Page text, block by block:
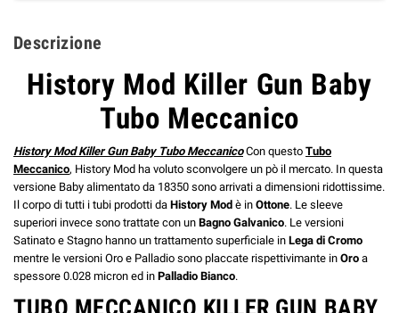
Descrizione
History Mod Killer Gun Baby
Tubo Meccanico
History Mod Killer Gun Baby Tubo MeccanicoCon questo Tubo
Meccanico, History Mod ha voluto sconvolgere un pò il mercato. In questa
versione Baby alimentato da 18350 sono arrivati a dimensioni ridottissime.
Il corpo di tutti i tubi prodotti da History Mod è in Ottone. Le sleeve
superiori invece sono trattate con un Bagno Galvanico. Le versioni
Satinato e Stagno hanno un trattamento superficiale in Lega di Cromo
mentre le versioni Oro e Palladio sono placcate rispettivimante in Oro a
spessore 0.028 micron ed in Palladio Bianco.
TUBO MECCANICO KILLER GUN BABY